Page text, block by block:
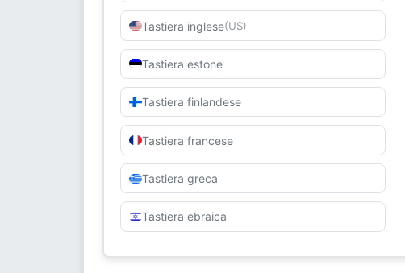
Tastiera inglese(US)
Tastiera estone
Tastiera finlandese
Tastiera francese
Tastiera greca
Tastiera ebraica